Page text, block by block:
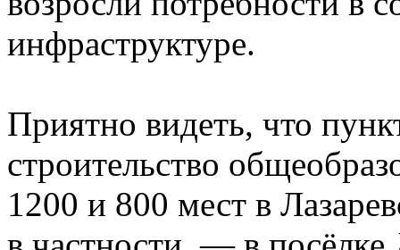
инфраструктуре.
Приятно видеть, что
строительство
1200 и 800 мест в